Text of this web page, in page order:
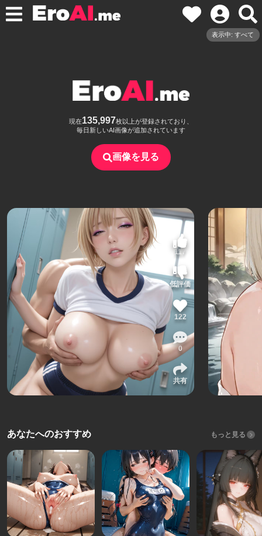
表示中: すべて
現在135,997枚以上が登録されており、
毎日新しいAI画像が追加されています
画像を見る
117
低評価
122
0
共有
あなたへのおすすめ もっと見る